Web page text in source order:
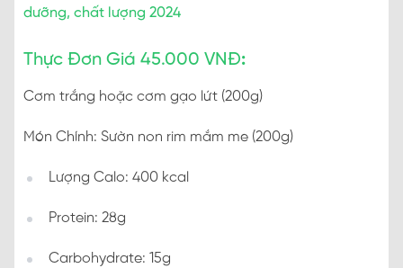
dưỡng, chất lượng 2024
Thực Đơn Giá 45.000 VNĐ:
Cơm trắng hoặc cơm gạo lứt (200g)
Món Chính: Sườn non rim mắm me (200g)
Lượng Calo: 400 kcal
Protein: 28g
Carbohydrate: 15g